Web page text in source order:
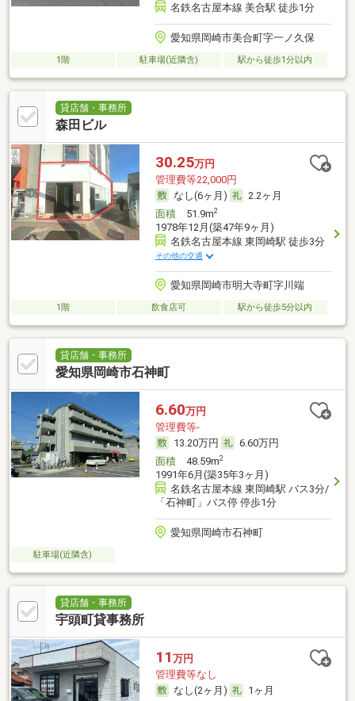
名鉄名古屋本線 美合駅 徒歩1分
愛知県岡崎市美合町字一ノ久保
1階 駐車場(近隣含) 駅から徒歩1分以内
貸店舗・事務所
森田ビル
30.25万円
管理費等22,000円
なし(6ヶ月)
2.2ヶ月
面積51.9m2
1978年12月(築47年9ヶ月)
名鉄名古屋本線 東岡崎駅 徒歩3分
その他の交通
愛知県岡崎市明大寺町字川端
1階 飲食店可 駅から徒歩5分以内
貸店舗・事務所
愛知県岡崎市石神町
6.60万円
管理費等-
13.20万円
6.60万円
面積48.59m2
1991年6月(築35年3ヶ月)
名鉄名古屋本線 東岡崎駅 バス3分/
「石神町」バス停 停歩1分
愛知県岡崎市石神町
駐車場(近隣含)
貸店舗・事務所
宇頭町貸事務所
11 万円
管理費等なし
なし(2ヶ月)
1ヶ月